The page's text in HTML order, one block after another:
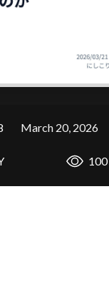
March 20, 2026
100